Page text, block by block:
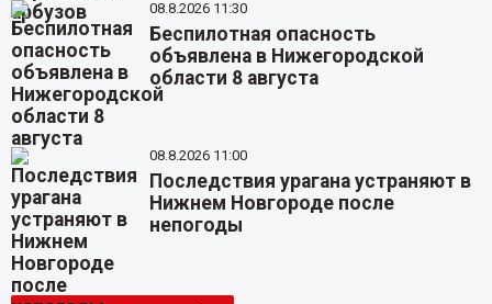
08.8.2026 11:30
Беспилотная опасность
объявлена в Нижегородской
области 8 августа
08.8.2026 11:00
Последствия урагана устраняют в
Нижнем Новгороде после
непогоды